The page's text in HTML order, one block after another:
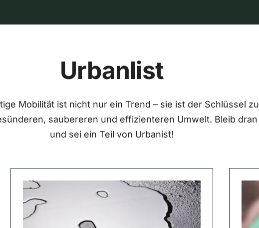
Urbanlist
Mobilität ist nicht nur ein Trend – sie ist der Schlüssel zu
saubereren und effizienteren Umwelt. Bleib dran
und sei ein Teil von Urbanist!